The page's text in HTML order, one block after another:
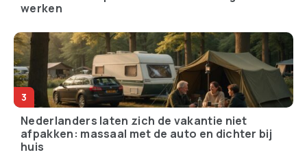
werken
Nederlanders laten zich de vakantie niet
afpakken: massaal met de auto en dichter bij
huis